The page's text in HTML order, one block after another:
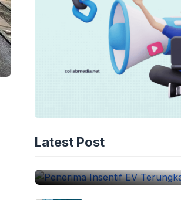
Latest Post
OTOMOTIF
Terungkap